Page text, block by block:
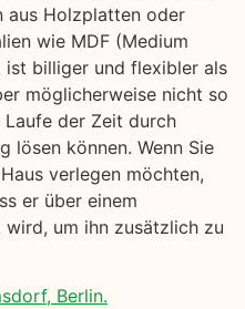
aus Holzplatten oder
wie MDF (Medium
ist billiger und flexibler als
möglicherweise nicht so
der Zeit durch
lösen können. Wenn Sie
verlegen möchten,
er über einem
um ihn zusätzlich zu
Berlin.